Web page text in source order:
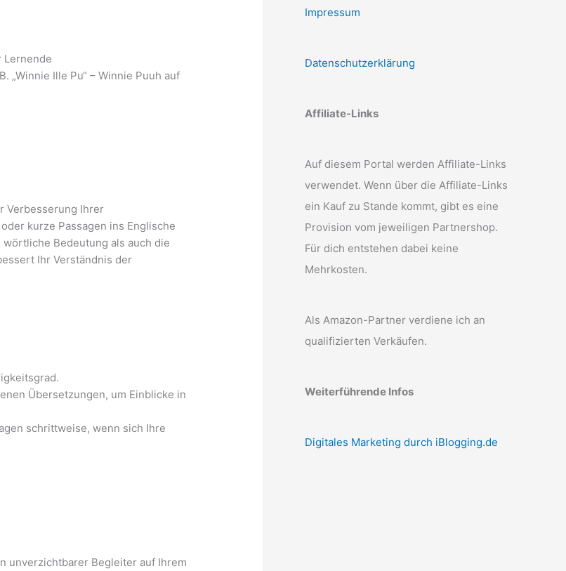
Lernende
„Winnie Ille Pu“ – Winnie Puuh auf
Verbesserung Ihrer
kurze Passagen ins Englische
Bedeutung als auch die
Ihr Verständnis der
Übersetzungen, um Einblicke in
schrittweise, wenn sich Ihre
unverzichtbarer Begleiter auf Ihrem
Impressum
Datenschutzerklärung
Affiliate-Links
Auf diesem Portal werden Affiliate-Links
verwendet. Wenn über die Affiliate-Links
ein Kauf zu Stande kommt, gibt es eine
Provision vom jeweiligen Partnershop.
Für dich entstehen dabei keine
Mehrkosten.
Als Amazon-Partner verdiene ich an
qualifizierten Verkäufen.
Weiterführende Infos
Digitales Marketing durch iBlogging.de